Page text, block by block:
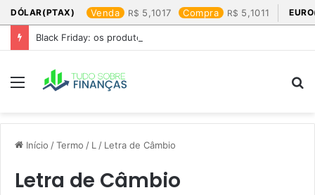
DÓLAR(PTAX) Venda 5,1017 Compra 5,1011
Black Friday: os produtos que mais valem a pena
Menu
Início /Termo / L / Letra de Câmbio
Letra de Câmbio